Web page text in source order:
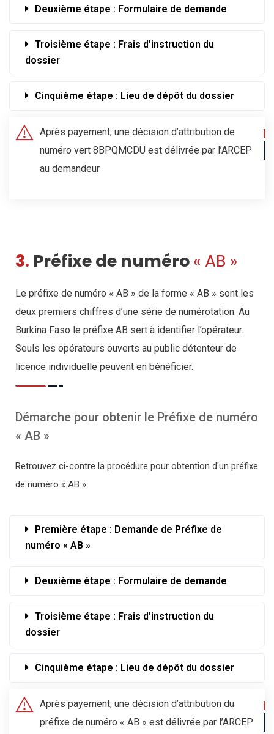
Deuxième étape : Formulaire de demande
Troisième étape : Frais d’instruction du
dossier
Cinquième étape : Lieu de dépôt du dossier
Après payement, une décision d’attribution de
numéro vert 8BPQMCDU est délivrée par l’ARCEP
au demandeur
3. Préfixe de numéro« AB »
Le préfixe de numéro « AB » de la forme « AB » sont les
deux premiers chiffres d’une série de numérotation. Au
Burkina Faso le préfixe AB sert à identifier l’opérateur.
Seuls les opérateurs ouverts au public détenteur de
licence individuelle peuvent en bénéficier.
Démarche pour obtenir le Préfixe de numéro
« AB »
Retrouvez ci-contre la procédure pour obtention d'un préfixe
de numéro « AB »
Première étape : Demande de Préfixe de
numéro « AB »
Deuxième étape : Formulaire de demande
Troisième étape : Frais d’instruction du
dossier
Cinquième étape : Lieu de dépôt du dossier
Après payement, une décision d’attribution du
préfixe de numéro « AB » est délivrée par l’ARCEP